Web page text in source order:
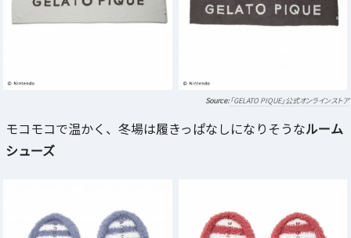
「GELATO PIQUE」公式オンラインストア
モコモコで温かく、冬場は履きっぱなしになりそうなルーム
シューズ